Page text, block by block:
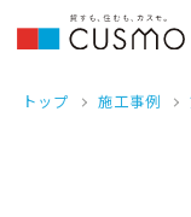
トップ 施工事例